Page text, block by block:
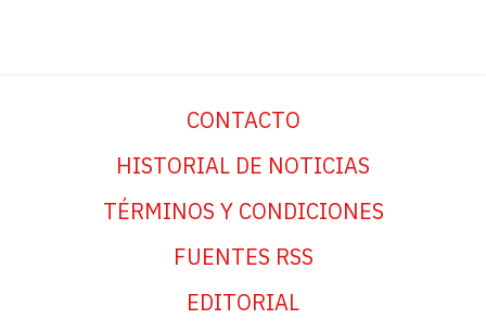
CONTACTO
HISTORIAL DE NOTICIAS
TÉRMINOS Y CONDICIONES
FUENTES RSS
EDITORIAL